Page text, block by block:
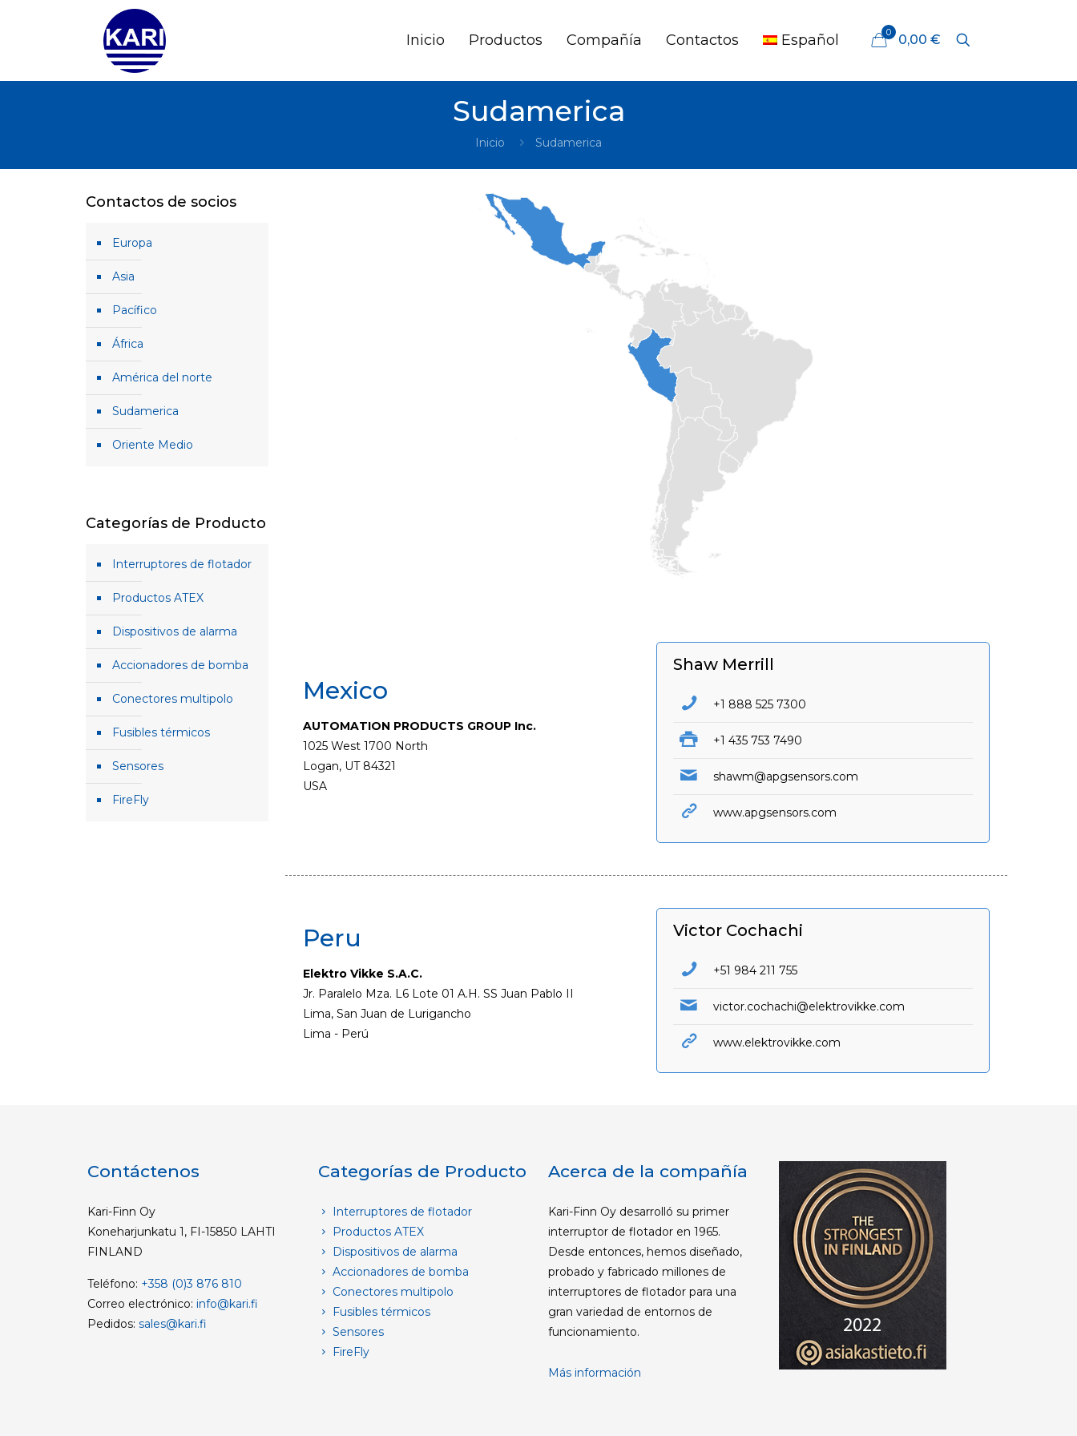
Inicio Productos Compañía Contactos Español 0 0,00 €
Sudamerica
Inicio Sudamerica
Mexico
AUTOMATION PRODUCTS GROUP Inc.
1025 West 1700 North
Logan, UT 84321
USA
Shaw Merrill
+1 888 525 7300
+1 435 753 7490
shawm@apgsensors.com
www.apgsensors.com
Peru
Elektro Vikke S.A.C.
Jr. Paralelo Mza. L6 Lote 01 A.H. SS Juan Pablo II
Lima, San Juan de Lurigancho
Lima - Perú
Victor Cochachi
+51 984 211 755
victor.cochachi@elektrovikke.com
www.elektrovikke.com
Contactos de socios
Europa
Asia
Pacífico
África
América del norte
Sudamerica
Oriente Medio
Categorías de Producto
Interruptores de flotador
Productos ATEX
Dispositivos de alarma
Accionadores de bomba
Conectores multipolo
Fusibles térmicos
Sensores
FireFly
Contáctenos
Kari-Finn Oy
Koneharjunkatu 1, FI-15850 LAHTI
FINLAND
Teléfono: +358 (0)3 876 810
Correo electrónico: info@kari.fi
Pedidos: sales@kari.fi
Categorías de Producto
Interruptores de flotador
Productos ATEX
Dispositivos de alarma
Accionadores de bomba
Conectores multipolo
Fusibles térmicos
Sensores
FireFly
Acerca de la compañía
Kari-Finn Oy desarrolló su primer
interruptor de flotador en 1965.
Desde entonces, hemos diseñado,
probado y fabricado millones de
interruptores de flotador para una
gran variedad de entornos de
funcionamiento.
Más información